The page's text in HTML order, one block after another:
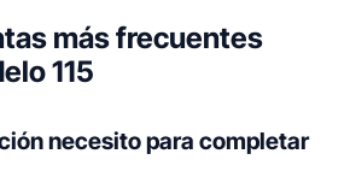
más frecuentes
115
necesito para completar